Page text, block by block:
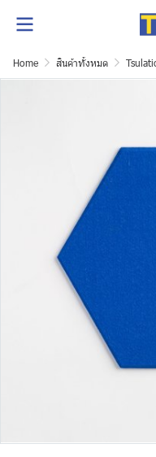
Home สินค้าทั้งหมด